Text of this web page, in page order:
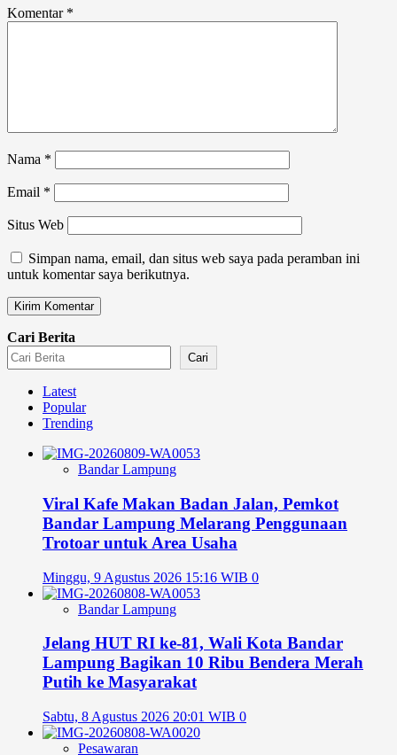
Komentar *
Nama *
Email *
Situs Web
Simpan nama, email, dan situs web saya pada peramban ini
untuk komentar saya berikutnya.
Cari Berita
Cari
Latest
Popular
Trending
Bandar Lampung
Viral Kafe Makan Badan Jalan, Pemkot
Bandar Lampung Melarang Penggunaan
Trotoar untuk Area Usaha
Minggu, 9 Agustus 2026 15:16 WIB 0
Bandar Lampung
Jelang HUT RI ke-81, Wali Kota Bandar
Lampung Bagikan 10 Ribu Bendera Merah
Putih ke Masyarakat
Sabtu, 8 Agustus 2026 20:01 WIB 0
Pesawaran